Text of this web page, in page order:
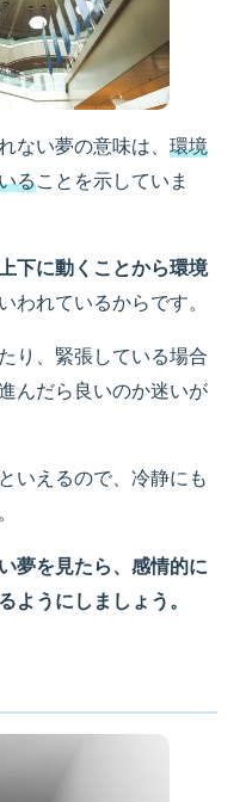
ない夢の意味は、 環境
ることを示していま
下に動くことから環境
われているからです。
り、緊張している場合
んだら良いのか迷いが
いえるので、冷静にも
夢を見たら、感情的に
ようにしましょう。